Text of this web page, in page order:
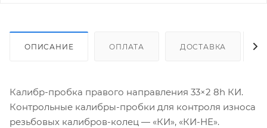
ОПИСАНИЕ ОПЛАТА ДОСТАВКА
Калибр-пробка правого направления 33×2 8h КИ.
Контрольные калибры-пробки для контроля износа
резьбовых калибров-колец — «КИ», «КИ-НЕ».